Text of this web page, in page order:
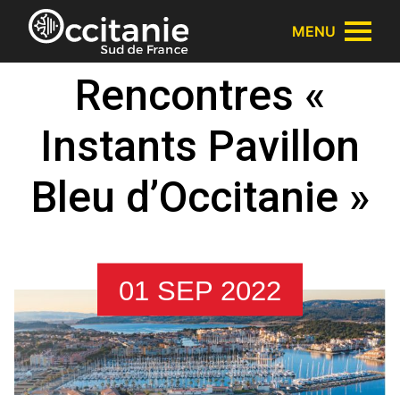
Panneau de gestion des cookies
MENU
Rencontres «
Instants Pavillon
Bleu d’Occitanie »
01 SEP 2022